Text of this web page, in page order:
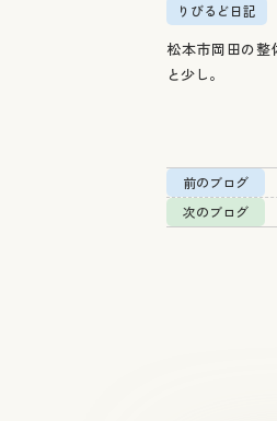
りびるど日記
松本市岡田の整
と少し。
前のブログ
次のブログ